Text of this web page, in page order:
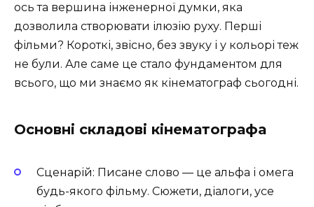
ось та вершина інженерної думки, яка
дозволила створювати ілюзію руху. Перші
фільми? Короткі, звісно, без звуку і у кольорі теж
не були. Але саме це стало фундаментом для
всього, що ми знаємо як кінематограф сьогодні.
Основні складові кінематографа
Сценарій: Писане слово — це альфа і омега
будь-якого фільму. Сюжети, діалоги, усе